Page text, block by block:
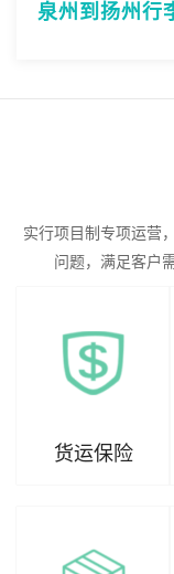
泉州到扬州行
实行项目制专项运营
问题，满足客户
货运保险